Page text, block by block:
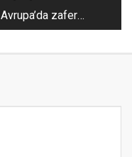
Avrupa’da zafer
haftası